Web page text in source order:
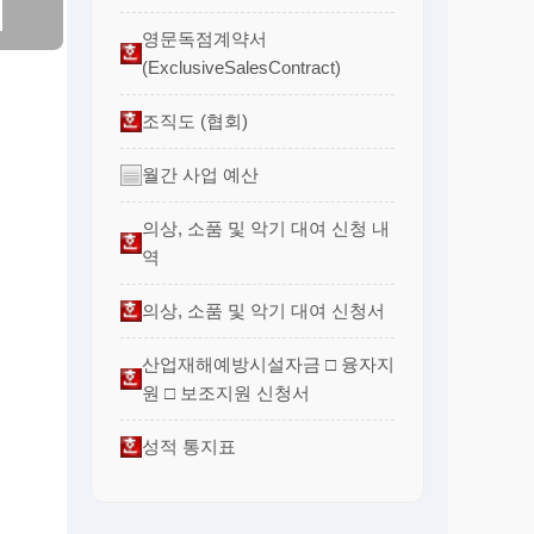
영문독점계약서
(ExclusiveSalesContract)
조직도 (협회)
월간 사업 예산
의상, 소품 및 악기 대여 신청 내
역
의상, 소품 및 악기 대여 신청서
산업재해예방시설자금 □ 융자지
원 □ 보조지원 신청서
성적 통지표